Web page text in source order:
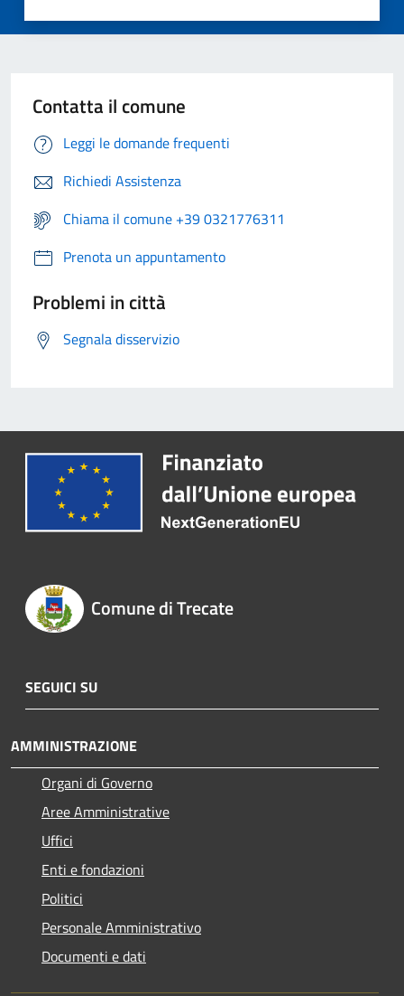
Contatta il comune
Leggi le domande frequenti
Richiedi Assistenza
Chiama il comune +39 0321776311
Prenota un appuntamento
Problemi in città
Segnala disservizio
Comune di Trecate
SEGUICI SU
AMMINISTRAZIONE
Organi di Governo
Aree Amministrative
Uffici
Enti e fondazioni
Politici
Personale Amministrativo
Documenti e dati